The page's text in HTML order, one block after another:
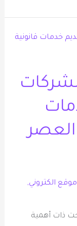
لشركات
العصر
الكتروني,
ذات أهمية